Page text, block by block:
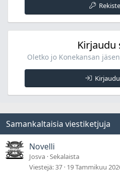
Kirjaudu
Oletko jo Konekansan
Samankaltaisia viestiketjuja
Novelli
Josva Sekalaista
Viestejä 37 19 Tammikuu